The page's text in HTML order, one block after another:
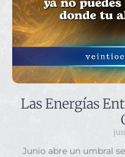
Las Energías
Junio abre un umbral